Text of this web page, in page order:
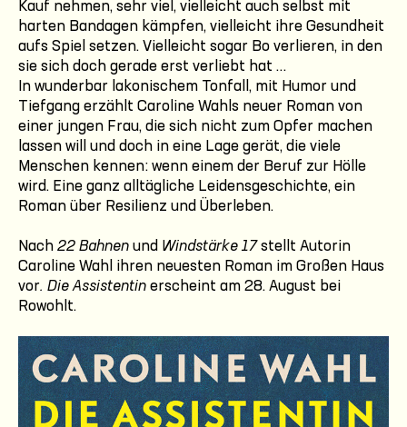
Kauf nehmen, sehr viel, vielleicht auch selbst mit
harten Bandagen kämpfen, vielleicht ihre Gesundheit
aufs Spiel setzen. Vielleicht sogar Bo verlieren, in den
sie sich doch gerade erst verliebt hat …
In wunderbar lakonischem Tonfall, mit Humor und
Tiefgang erzählt Caroline Wahls neuer Roman von
einer jungen Frau, die sich nicht zum Opfer machen
lassen will und doch in eine Lage gerät, die viele
Menschen kennen: wenn einem der Beruf zur Hölle
wird. Eine ganz alltägliche Leidensgeschichte, ein
Roman über Resilienz und Überleben.
Nach 22 Bahnen und Windstärke 17stellt Autorin
Caroline Wahl ihren neuesten Roman im Großen Haus
vor. Die Assistentin erscheint am 28. August bei
Rowohlt.